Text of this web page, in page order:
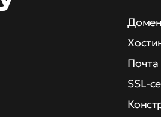
Почта
SSL-